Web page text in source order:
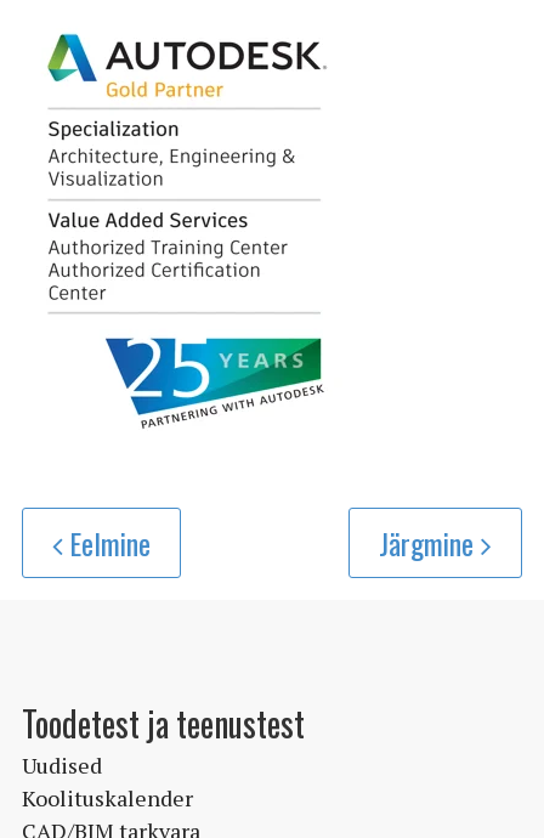
Eelmine Järgmine
Toodetest ja teenustest
Uudised
Koolituskalender
CAD/BIM tarkvara